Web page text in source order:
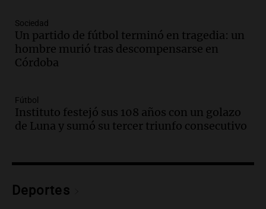
Episodios
Audio.Casabindo se prepara para una
celebración única: 30.000 turistas y el
tradicional Toreo de la Vincha
Audio.Borges, abogada de Pourrain:
"Tres hombres se lo llevaron para
hacerle preguntas y nunca regresó"
Episodios
metros del río Suquía y retiraron hasta
Sociedad
Un partido de fútbol terminó en tragedia: un
hombre murió tras descompensarse en
Córdoba
Fútbol
Instituto festejó sus 108 años con un golazo
de Luna y sumó su tercer triunfo consecutivo
Deportes